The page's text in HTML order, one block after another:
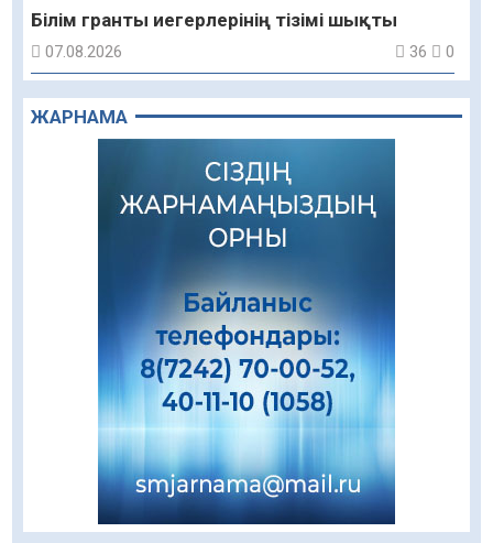
Білім гранты иегерлерінің тізімі шықты
07.08.2026 36 0
«Дауыс беру учаскесін қалай табуға болады?»￼
07.08.2026
Қазақстандықтар Құрылтай сайлауынан
жақсылық күтеді – қоғамдық пікір зерттеуі
Қаржылық сауаттылықты арттыруға
бағытталған кездесу өтті
Жаңақорғанда су тарату станциясы іске
қосылды
07.08.2026
Ауыл шаруашылығы – өңір экономикасының
негізгі тірегі
07.08.2026
ЖАРНАМА